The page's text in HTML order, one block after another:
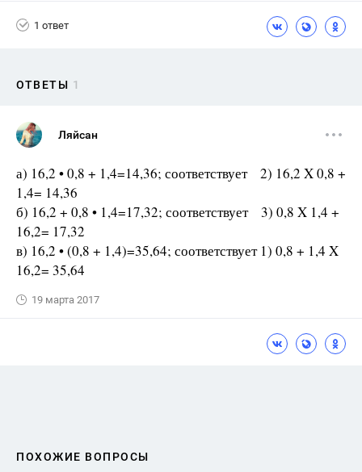
1 ответ
ОТВЕТЫ 1
Ляйсан
а) 16,2 • 0,8 + 1,4=14,36; соответствует 2) 16,2 X 0,8 +
1,4= 14,36
б) 16,2 + 0,8 • 1,4=17,32; соответствует 3) 0,8 X 1,4 +
16,2= 17,32
в) 16,2 • (0,8 + 1,4)=35,64; соответствует 1) 0,8 + 1,4 X
16,2= 35,64
19 марта 2017
ПОХОЖИЕ ВОПРОСЫ